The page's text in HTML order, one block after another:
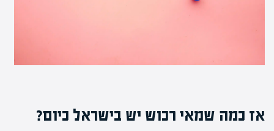
אז כמה שמאי רכוש יש בישראל כיום?